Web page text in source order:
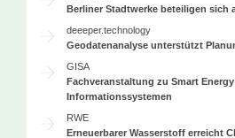
Berliner Stadtwerke beteiligen sich
deeeper.technology
Geodatenanalyse unterstützt
GISA
Fachveranstaltung zu Smart
Informationssystemen
RWE
Erneuerbarer Wasserstoff erreicht